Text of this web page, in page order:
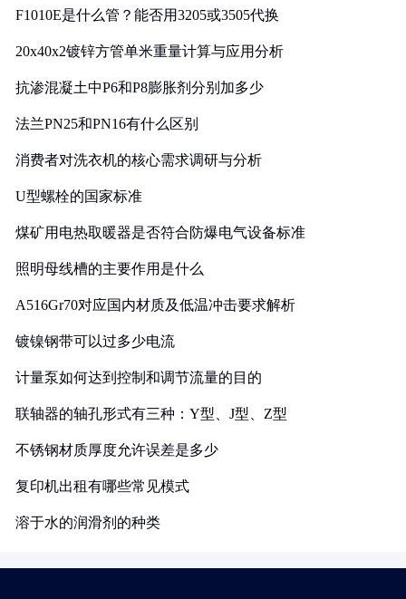
F1010E是什么管？能否用3205或3505代换
20x40x2镀锌方管单米重量计算与应用分析
抗渗混凝土中P6和P8膨胀剂分别加多少
法兰PN25和PN16有什么区别
消费者对洗衣机的核心需求调研与分析
U型螺栓的国家标准
煤矿用电热取暖器是否符合防爆电气设备标准
照明母线槽的主要作用是什么
A516Gr70对应国内材质及低温冲击要求解析
镀镍钢带可以过多少电流
计量泵如何达到控制和调节流量的目的
联轴器的轴孔形式有三种：Y型、J型、Z型
不锈钢材质厚度允许误差是多少
复印机出租有哪些常见模式
溶于水的润滑剂的种类